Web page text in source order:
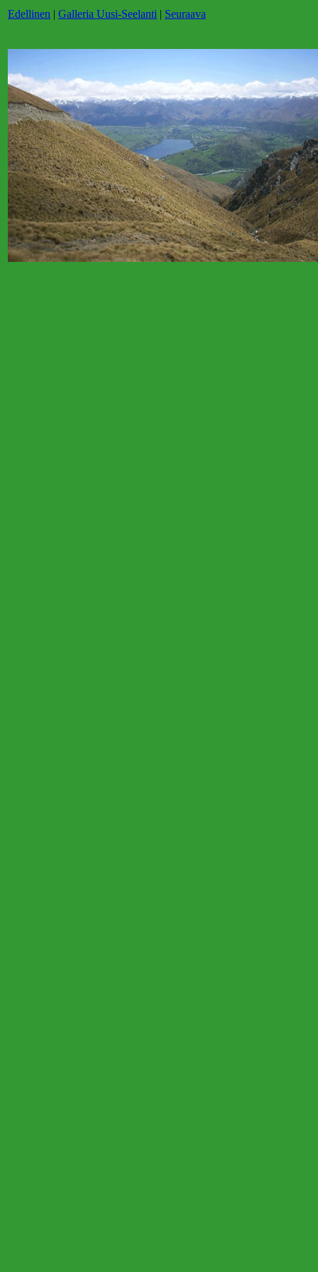
Edellinen | Galleria Uusi-Seelanti | Seuraava